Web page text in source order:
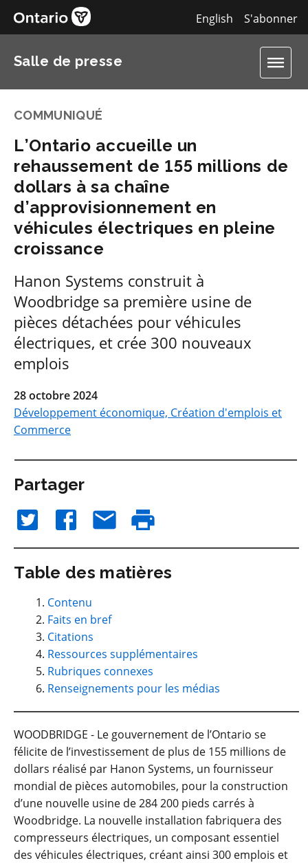
S'abonner
English
Salle de presse
COMMUNIQUÉ
L’Ontario accueille un
rehaussement de 155 millions de
dollars à sa chaîne
d’approvisionnement en
véhicules électriques en pleine
croissance
Hanon Systems construit à
Woodbridge sa première usine de
pièces détachées pour véhicules
électriques, et crée 300 nouveaux
emplois
28 octobre 2024
Développement économique, Création d'emplois et
Commerce
Partager
Table des matières
Contenu
Faits en bref
Citations
Ressources supplémentaires
Rubriques connexes
Renseignements pour les médias
WOODBRIDGE - Le gouvernement de l’Ontario se
félicite de l’investissement de plus de 155 millions de
dollars réalisé par Hanon Systems, un fournisseur
mondial de pièces automobiles, pour la construction
d’une nouvelle usine de 284 200 pieds carrés à
Woodbridge. La nouvelle installation fabriquera des
compresseurs électriques, un composant essentiel
des véhicules électriques, créant ainsi 300 emplois et